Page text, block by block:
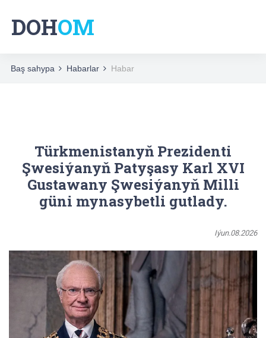
DOHOM
Baş sahypa Habarlar Habar
Türkmenistanyň Prezidenti
Şwesiýanyň Patyşasy Karl XVI
Gustawany Şwesiýanyň Milli
güni mynasybetli gutlady.
Iýun.08.2026